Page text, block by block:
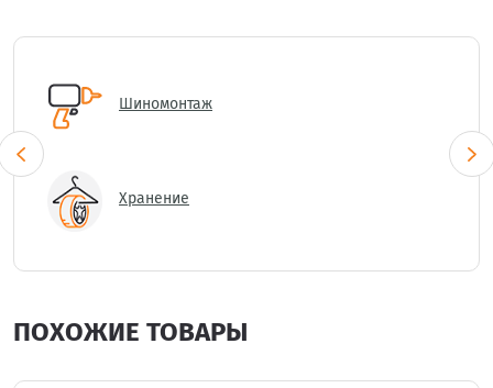
Шиномонтаж
Хранение
ПОХОЖИЕ ТОВАРЫ